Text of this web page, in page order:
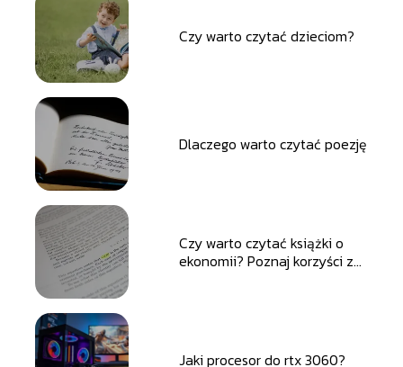
Czy warto czytać dzieciom?
Dlaczego warto czytać poezję
Czy warto czytać książki o
ekonomii? Poznaj korzyści z
Jaki procesor do rtx 3060?